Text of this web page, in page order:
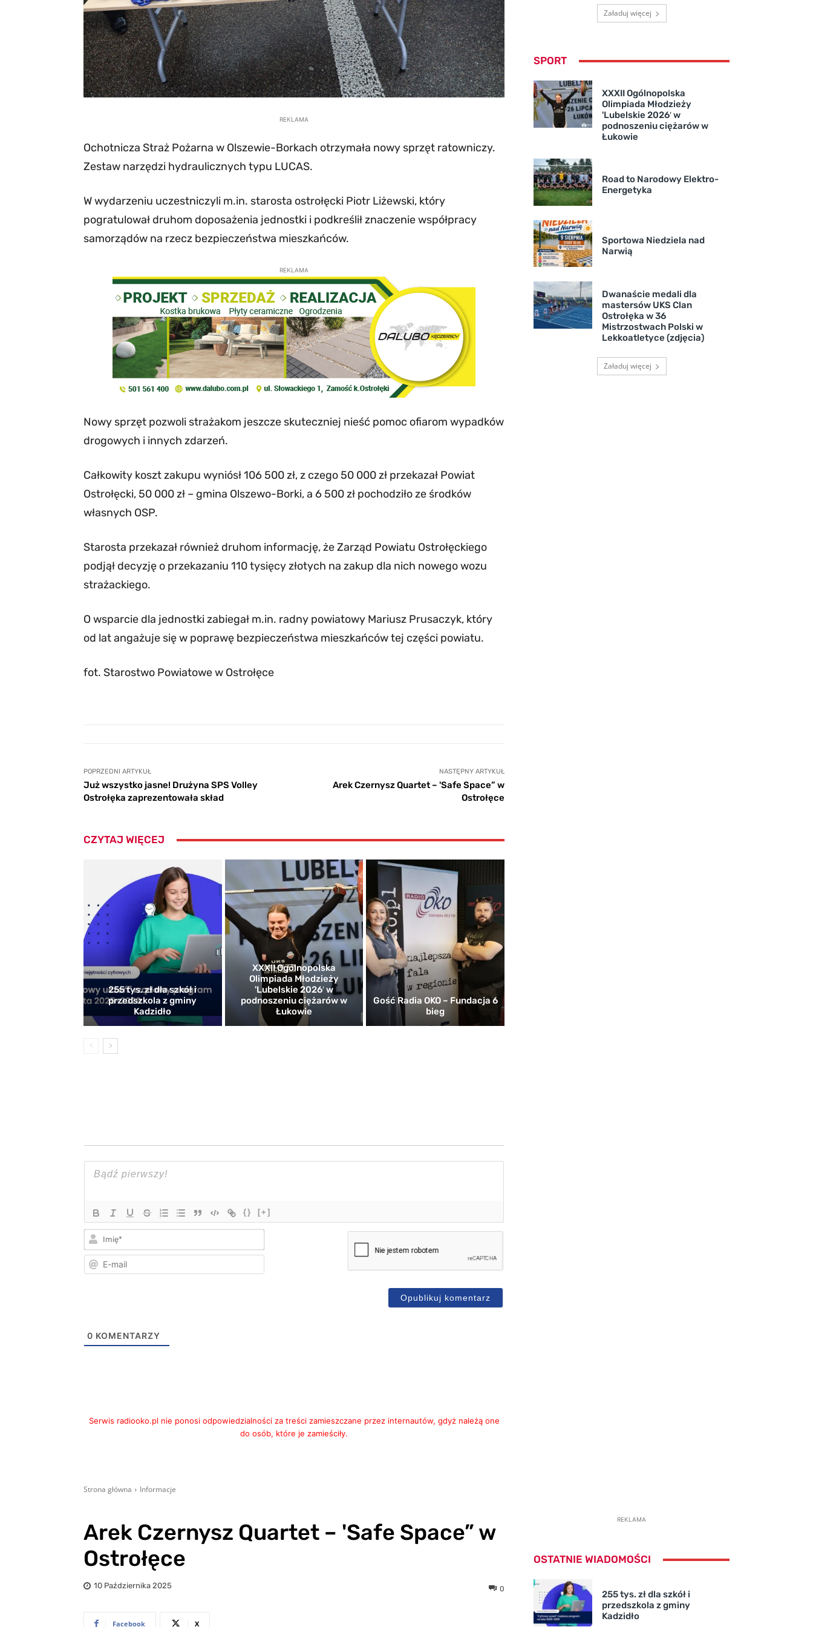
REKLAMA
Ochotnicza Straż Pożarna w Olszewie-Borkach otrzymała nowy sprzęt ratowniczy.
Zestaw narzędzi hydraulicznych typu LUCAS.
W wydarzeniu uczestniczyli m.in. starosta ostrołęcki Piotr Liżewski, który
pogratulował druhom doposażenia jednostki i podkreślił znaczenie współpracy
samorządów na rzecz bezpieczeństwa mieszkańców.
REKLAMA
Nowy sprzęt pozwoli strażakom jeszcze skuteczniej nieść pomoc ofiarom wypadków
drogowych i innych zdarzeń.
Całkowity koszt zakupu wyniósł 106 500 zł, z czego 50 000 zł przekazał Powiat
Ostrołęcki, 50 000 zł – gmina Olszewo-Borki, a 6 500 zł pochodziło ze środków
własnych OSP.
Starosta przekazał również druhom informację, że Zarząd Powiatu Ostrołęckiego
podjął decyzję o przekazaniu 110 tysięcy złotych na zakup dla nich nowego wozu
strażackiego.
O wsparcie dla jednostki zabiegał m.in. radny powiatowy Mariusz Prusaczyk, który
od lat angażuje się w poprawę bezpieczeństwa mieszkańców tej części powiatu.
fot. Starostwo Powiatowe w Ostrołęce
POPRZEDNI ARTYKUŁ
Już wszystko jasne! Drużyna SPS Volley
Ostrołęka zaprezentowała skład
NASTĘPNY ARTYKUŁ
Arek Czernysz Quartet – 'Safe Space” w
Ostrołęce
CZYTAJ WIĘCEJ
255 tys. zł dla szkół i
przedszkola z gminy
Kadzidło
XXXII Ogólnopolska
Olimpiada Młodzieży
'Lubelskie 2026′ w
podnoszeniu ciężarów w
Łukowie
Gość Radia OKO – Fundacja 6
bieg
{} [+]
Imię*
mail
0 KOMENTARZY
Serwis radiooko.pl nie ponosi odpowiedzialności za treści zamieszczane przez internautów, gdyż należą one
do osób, które je zamieściły.
Załaduj więcej
SPORT
XXXII Ogólnopolska
Olimpiada Młodzieży
'Lubelskie 2026′ w
podnoszeniu ciężarów w
Łukowie
Road to Narodowy Elektro-
Energetyka
Sportowa Niedziela nad
Narwią
Dwanaście medali dla
mastersów UKS Clan
Ostrołęka w 36
Mistrzostwach Polski w
Lekkoatletyce (zdjęcia)
Załaduj więcej